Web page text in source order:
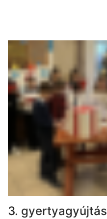
3. gyertyagyújtás